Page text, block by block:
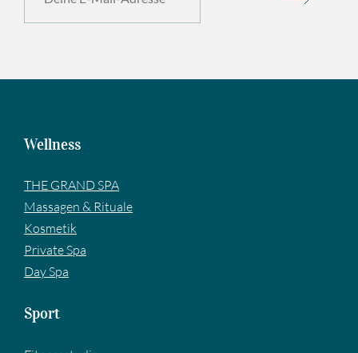
Wellness
THE GRAND SPA
Massagen & Rituale
Kosmetik
Private Spa
Day Spa
Sport